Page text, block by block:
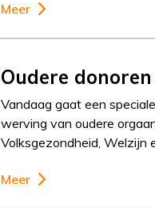
Meer
Oudere
Vandaag gaat een
werving van oudere
Volksgezondheid, Welzijn
Meer